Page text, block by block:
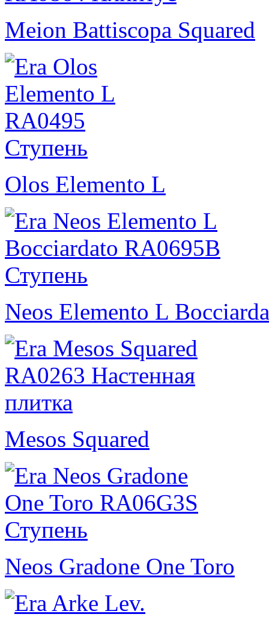
Meion Battiscopa Squared
Olos Elemento L
Neos Elemento L
Mesos Squared
Neos Gradone One Toro